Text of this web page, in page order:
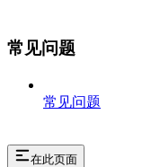
常见问题
常见问题
在此页面